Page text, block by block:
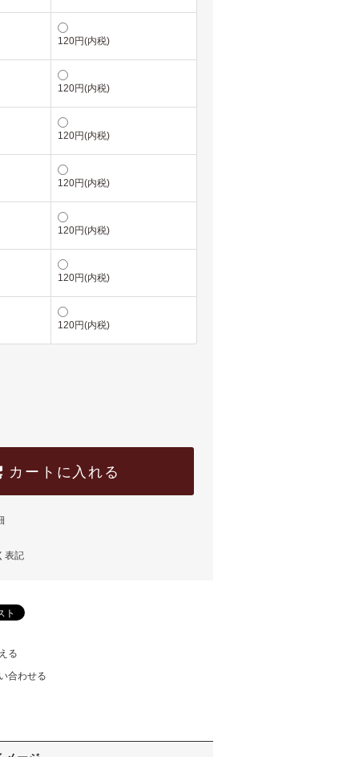
120円(内税)
120円(内税)
120円(内税)
120円(内税)
120円(内税)
120円(内税)
120円(内税)
カートに入れる
表記
る
合わせる